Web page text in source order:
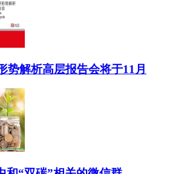
势解析高层报告会将于11月